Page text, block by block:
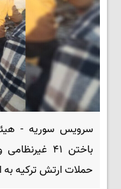
سرویس سوریه -
حملات ارتش ترکیه به این منطقه از ۸